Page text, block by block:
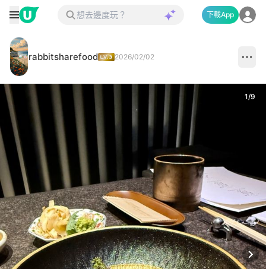
下載App
rabbitsharefood 2026/02/02
1/9